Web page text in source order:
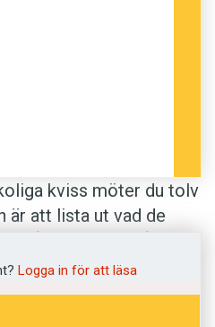
kviss möter du tolv
är att lista ut vad de
och ganska luriga.
frånSvenska
Logga in för att läsa